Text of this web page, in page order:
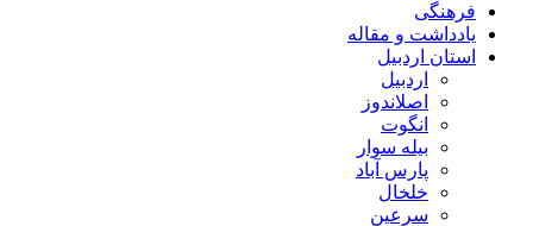
فرهنگی
یادداشت و مقاله
استان اردبیل
اردبیل
اصلاندوز
انگوت
بیله سوار
پارس آباد
خلخال
سرعین